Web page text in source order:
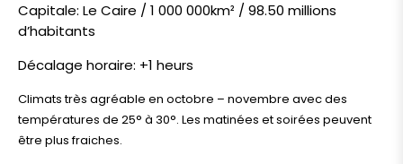
Capitale: Le Caire / 1 000 000km² / 98.50 millions
d’habitants
Décalage horaire: +1 heurs
Climats très agréable en octobre – novembre avec des
températures de 25° à 30°. Les matinées et soirées peuvent
être plus fraiches.